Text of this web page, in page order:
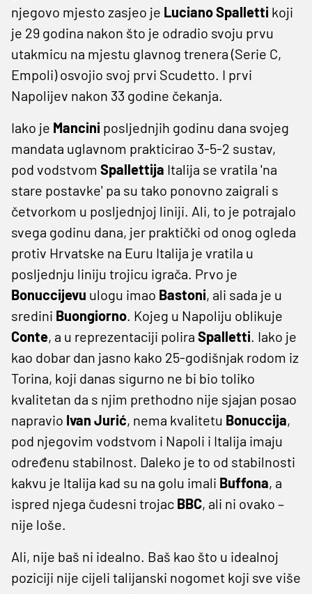
njegovo mjesto zasjeo je Luciano Spalletti koji
je 29 godina nakon što je odradio svoju prvu
utakmicu na mjestu glavnog trenera (Serie C,
Empoli) osvojio svoj prvi Scudetto. I prvi
Napolijev nakon 33 godine čekanja.
Iako je Mancini posljednjih godinu dana svojeg
mandata uglavnom prakticirao 3-5-2 sustav,
pod vodstvom Spallettija Italija se vratila 'na
stare postavke' pa su tako ponovno zaigrali s
četvorkom u posljednjoj liniji. Ali, to je potrajalo
svega godinu dana, jer praktički od onog ogleda
protiv Hrvatske na Euru Italija je vratila u
posljednju liniju trojicu igrača. Prvo je
Bonuccijevu ulogu imao Bastoni, ali sada je u
sredini Buongiorno. Kojeg u Napoliju oblikuje
Conte, a u reprezentaciji polira Spalletti. Iako je
kao dobar dan jasno kako 25-godišnjak rodom iz
Torina, koji danas sigurno ne bi bio toliko
kvalitetan da s njim prethodno nije sjajan posao
napravio Ivan Jurić, nema kvalitetu Bonuccija,
pod njegovim vodstvom i Napoli i Italija imaju
određenu stabilnost. Daleko je to od stabilnosti
kakvu je Italija kad su na golu imali Buffona, a
ispred njega čudesni trojac BBC, ali ni ovako –
nije loše.
Ali, nije baš ni idealno. Baš kao što u idealnoj
poziciji nije cijeli talijanski nogomet koji sve više